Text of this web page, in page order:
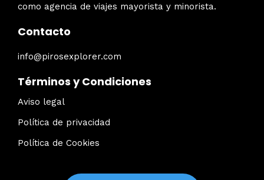
como agencia de viajes mayorista y minorista.
Contacto
info@pirosexplorer.com
Términos y Condiciones
Aviso legal
Política de privacidad
Política de Cookies